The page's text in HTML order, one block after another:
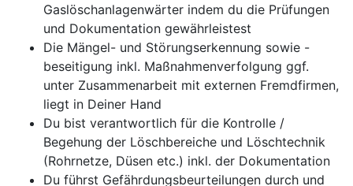
Gaslöschanlagenwärter indem du die Prüfungen
und Dokumentation gewährleistest
Die Mängel- und Störungserkennung sowie -
beseitigung inkl. Maßnahmenverfolgung ggf.
unter Zusammenarbeit mit externen Fremdfirmen,
liegt in Deiner Hand
Du bist verantwortlich für die Kontrolle /
Begehung der Löschbereiche und Löschtechnik
(Rohrnetze, Düsen etc.) inkl. der Dokumentation
Du führst Gefährdungsbeurteilungen durch und